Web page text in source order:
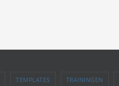
TEMPLATES TRAININGEN